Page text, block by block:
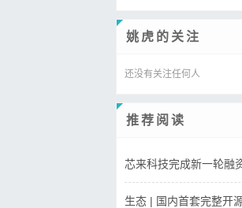
姚虎的关注
还没有关注任何人
推荐阅读
芯来科技完成新一轮融
生态 | 国内首套完整开